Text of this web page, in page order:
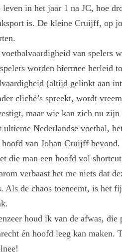
leven in het jaar 1 na JC, hoe
is. De kleine Cruijff, op
van spelers
worden hiermee herleid
(altijd gelinkt aan
cliché’s spreekt, wordt
maar wie kan zich nu zijn
ultieme Nederlandse voetbal,
hoofd van Johan Cruijff
die man een hoofd vol
verbaast het me niets dat
Als de chaos toeneemt, is het
houd ik van de afwas,
én hoofd leeg kan maken.